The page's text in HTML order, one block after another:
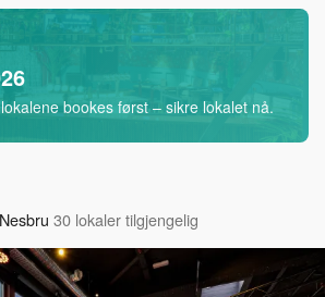
bookes først – sikre lokalet nå.
30 lokaler tilgjengelig